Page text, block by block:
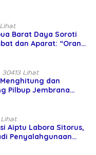
Barat Daya Soroti
dan Aparat: “Orang
30413 Lihat
dan
Pilbup Jembrana
Aiptu Labora Sitorus,
Penyalahgunaan